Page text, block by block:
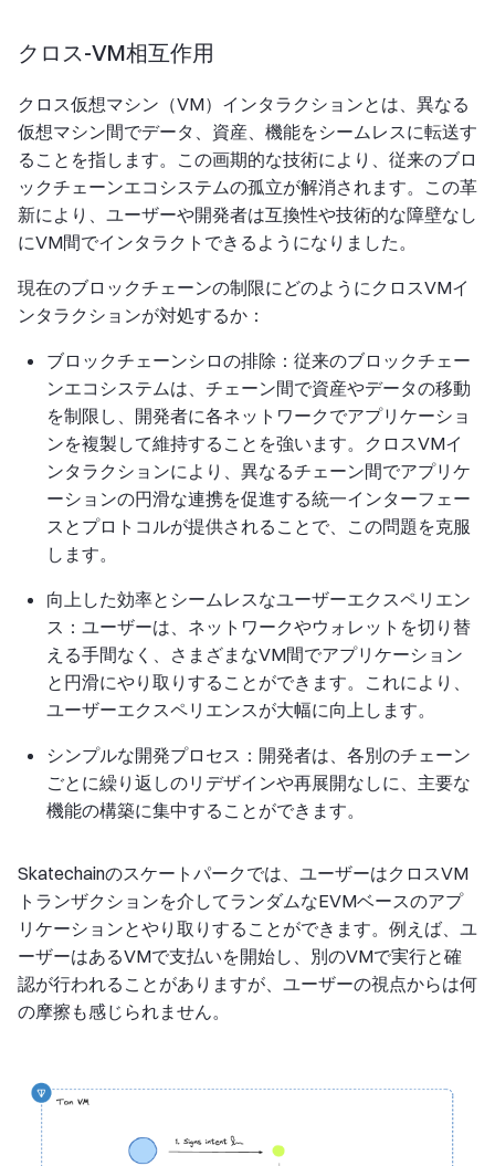
クロス-VM相互作用
クロス仮想マシン（VM）インタラクションとは、異なる
仮想マシン間でデータ、資産、機能をシームレスに転送す
ることを指します。この画期的な技術により、従来のブロ
ックチェーンエコシステムの孤立が解消されます。この革
新により、ユーザーや開発者は互換性や技術的な障壁なし
にVM間でインタラクトできるようになりました。
現在のブロックチェーンの制限にどのようにクロスVMイ
ンタラクションが対処するか：
ブロックチェーンシロの排除：従来のブロックチェー
ンエコシステムは、チェーン間で資産やデータの移動
を制限し、開発者に各ネットワークでアプリケーショ
ンを複製して維持することを強います。クロスVMイ
ンタラクションにより、異なるチェーン間でアプリケ
ーションの円滑な連携を促進する統一インターフェー
スとプロトコルが提供されることで、この問題を克服
します。
向上した効率とシームレスなユーザーエクスペリエン
ス：ユーザーは、ネットワークやウォレットを切り替
える手間なく、さまざまなVM間でアプリケーション
と円滑にやり取りすることができます。これにより、
ユーザーエクスペリエンスが大幅に向上します。
シンプルな開発プロセス：開発者は、各別のチェーン
ごとに繰り返しのリデザインや再展開なしに、主要な
機能の構築に集中することができます。
Skatechainのスケートパークでは、ユーザーはクロスVM
トランザクションを介してランダムなEVMベースのアプ
リケーションとやり取りすることができます。例えば、ユ
ーザーはあるVMで支払いを開始し、別のVMで実行と確
認が行われることがありますが、ユーザーの視点からは何
の摩擦も感じられません。